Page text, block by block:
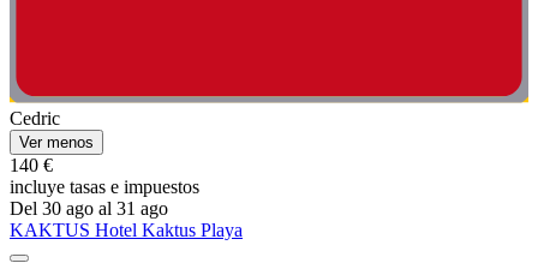
Cedric
Ver menos
140 €
incluye tasas e impuestos
Del 30 ago al 31 ago
KAKTUS Hotel Kaktus Playa